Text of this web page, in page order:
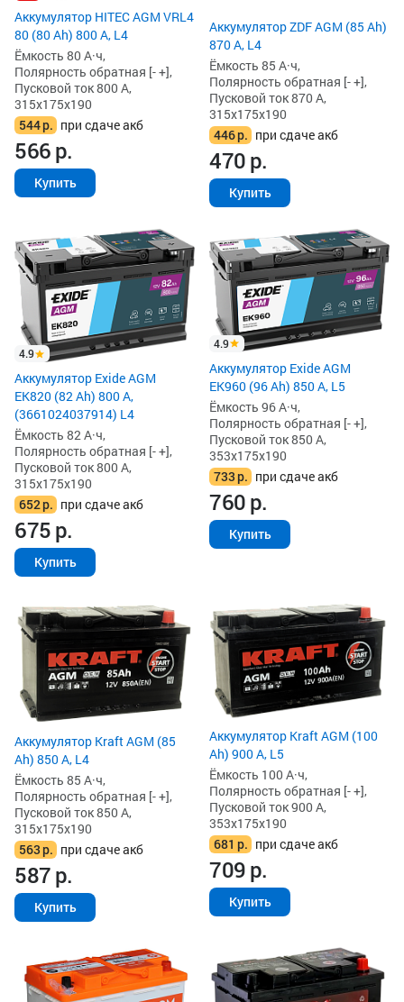
Аккумулятор HITEC AGM VRL4
80 (80 Ah) 800 А, L4
Ёмкость 80 А·ч,
Полярность обратная [- +],
Пусковой ток 800 А,
315x175x190
544р. при сдаче акб
566р.
Купить
Аккумулятор ZDF AGM (85 Ah)
870 А, L4
Ёмкость 85 А·ч,
Полярность обратная [- +],
Пусковой ток 870 А,
315x175x190
446р. при сдаче акб
470р.
Купить
4.9
Аккумулятор Exide AGM
EK820 (82 Ah) 800 А,
(3661024037914) L4
Ёмкость 82 А·ч,
Полярность обратная [- +],
Пусковой ток 800 А,
315x175x190
652р. при сдаче акб
675р.
Купить
4.9
Аккумулятор Exide AGM
EK960 (96 Ah) 850 А, L5
Ёмкость 96 А·ч,
Полярность обратная [- +],
Пусковой ток 850 А,
353x175x190
733р. при сдаче акб
760р.
Купить
Аккумулятор Kraft AGM (85
Ah) 850 А, L4
Ёмкость 85 А·ч,
Полярность обратная [- +],
Пусковой ток 850 А,
315x175x190
563р. при сдаче акб
587р.
Купить
Аккумулятор Kraft AGM (100
Ah) 900 А, L5
Ёмкость 100 А·ч,
Полярность обратная [- +],
Пусковой ток 900 А,
353x175x190
681 р. при сдаче акб
709р.
Купить